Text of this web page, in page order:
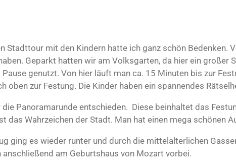
r
n
e
u
g
a
b
e
n
d
n
Stadttour mit den Kindern hatte ich ganz schön Bedenken.
Geparkt hatten wir am Volksgarten, da hier ein großer
genutzt. Von hier läuft man ca. 15 Minuten bis zur
oben zur Festung. Die Kinder haben ein spannendes
die Panoramarunde entschieden. Diese beinhaltet das
das Wahrzeichen der Stadt. Man hat einen mega schönen
ging es wieder runter und durch die mittelalterlichen
anschließend am Geburtshaus von Mozart vorbei.